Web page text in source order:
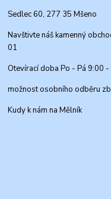
Sedlec 60, 277 35 Mšeno
Navštivte náš kamenný
01
Otevírací doba Po - Pá 9:00
možnost osobního odběru
Kudy k nám na Mělník